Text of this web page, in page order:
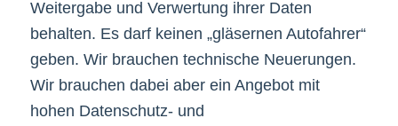
Weitergabe und Verwertung ihrer Daten
behalten. Es darf keinen „gläsernen Autofahrer“
geben. Wir brauchen technische Neuerungen.
Wir brauchen dabei aber ein Angebot mit
hohen Datenschutz- und